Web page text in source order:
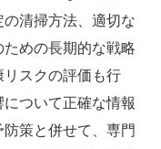
清掃方法、適切な
めの長期的な戦略
スクの評価も行
ついて正確な情報
策と併せて、専門